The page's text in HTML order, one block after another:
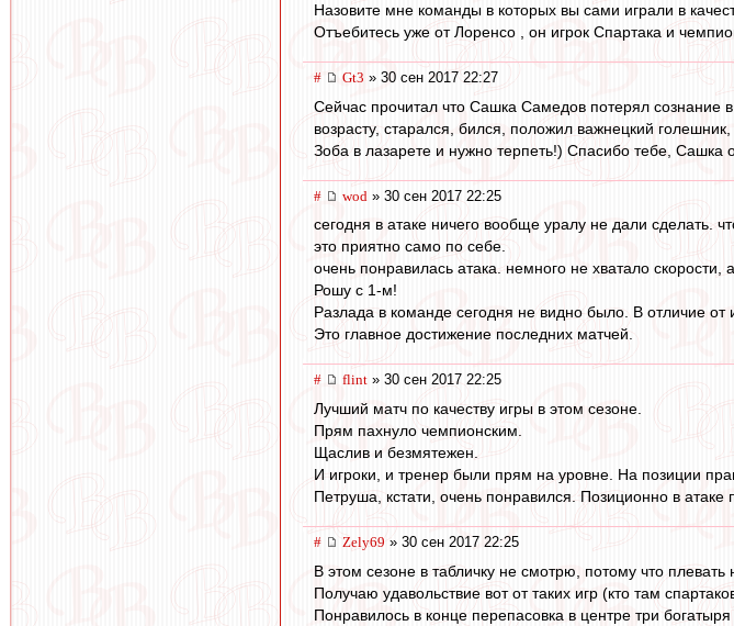
Назовите мне команды в которых вы сами играли в
Отъебитесь уже от Лоренсо , он игрок Спартака и
# Gt3 » 30 сен 2017 22:27
Сейчас прочитал что Сашка Самедов потерял сознание
возрасту, старался, бился, положил важнецкий
Зоба в лазарете и нужно терпеть!) Спасибо тебе,
# wod » 30 сен 2017 22:25
сегодня в атаке ничего вообще уралу не дали сделать.
это приятно само по себе.
очень понравилась атака. немного не хватало скорости,
Рошу с 1-м!
Разлада в команде сегодня не видно было. В отличие
Это главное достижение последних матчей.
# flint » 30 сен 2017 22:25
Лучший матч по качеству игры в этом сезоне.
Прям пахнуло чемпионским.
Щаслив и безмятежен.
И игроки, и тренер были прям на уровне. На позиции
Петруша, кстати, очень понравился. Позиционно в
# Zely69 » 30 сен 2017 22:25
В этом сезоне в табличку не смотрю, потому что плевать
Получаю удавольствие вот от таких игр (кто там
Понравилось в конце перепасовка в центре три